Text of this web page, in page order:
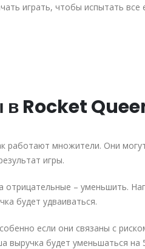
играть, чтобы испытать
в Rocket
работают множители. Они
игры.
– уменьшить.
будет удваиваться.
если они связаны с
выручка будет уменьшаться на